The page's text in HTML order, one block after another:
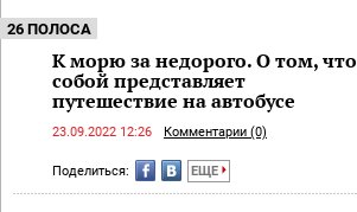
26 ПОЛОСА
К морю за недорого. О том, что
собой представляет
путешествие на автобусе
23.09.2022 12:26 Комментарии (0)
Поделиться: ЕЩЕ